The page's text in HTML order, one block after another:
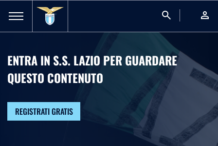
search person
ENTRA IN S.S. LAZIO PER GUARDARE
QUESTO CONTENUTO
REGISTRATI GRATIS